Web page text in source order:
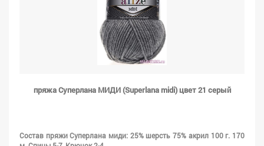
пряжа Суперлана МИДИ (Superlana midi) цвет 21 серый
Состав пряжи Суперлана миди: 25% шерсть 75% акрил 100 г. 170